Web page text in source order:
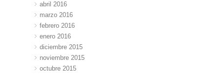
abril 2016
marzo 2016
febrero 2016
enero 2016
diciembre 2015
noviembre 2015
octubre 2015